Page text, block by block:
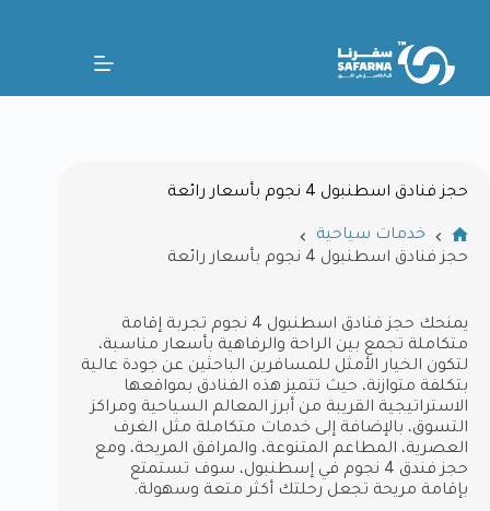
حجز فنادق اسطنبول 4 نجوم بأسعار رائعة
خدمات سياحية
حجز فنادق اسطنبول 4 نجوم بأسعار رائعة
يمنحك حجز فنادق اسطنبول 4 نجوم تجربة إقامة
متكاملة تجمع بين الراحة والرفاهية بأسعار مناسبة،
لتكون الخيار الأمثل للمسافرين الباحثين عن جودة عالية
بتكلفة متوازنة، حيث تتميز هذه الفنادق بمواقعها
الاستراتيجية القريبة من أبرز المعالم السياحية ومراكز
التسوق، بالإضافة إلى خدمات متكاملة مثل الغرف
العصرية، المطاعم المتنوعة، والمرافق المريحة، ومع
حجز فندق 4 نجوم في إسطنبول، سوف تستمتع
بإقامة مريحة تجعل رحلتك أكثر متعة وسهولة.